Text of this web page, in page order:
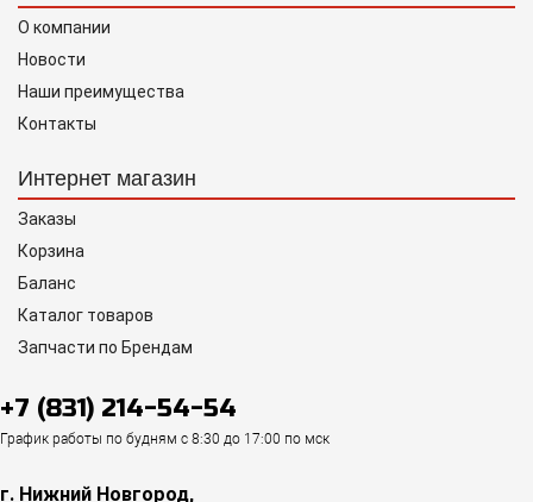
О компании
Новости
Наши преимущества
Контакты
Интернет магазин
Заказы
Корзина
Баланс
Каталог товаров
Запчасти по Брендам
+7 (831) 214-54-54
График работы по будням с 8:30 до 17:00 по мск
г. Нижний Новгород,